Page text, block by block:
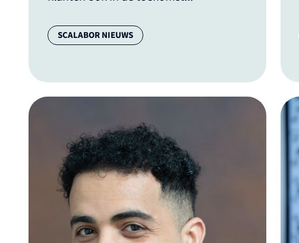
Categorie:
SCALABOR NIEUWS